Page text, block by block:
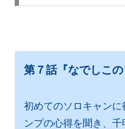
第７話『なでしこの
初めてのソロキャン
ンプの心得を聞き、